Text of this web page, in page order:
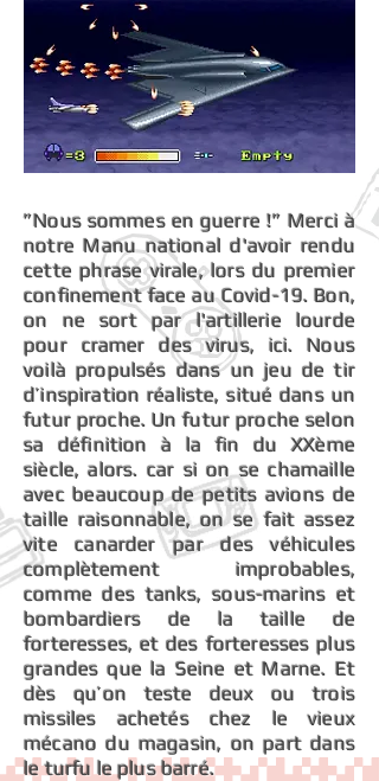
”Nous sommes en guerre !” Merci à
notre Manu national d'avoir rendu
cette phrase virale, lors du premier
confinement face au Covid-19. Bon,
on ne sort par l'artillerie lourde
pour cramer des virus, ici. Nous
voilà propulsés dans un jeu de tir
d’inspiration réaliste, situé dans un
futur proche. Un futur proche selon
sa définition à la fin du XXème
siècle, alors. car si on se chamaille
avec beaucoup de petits avions de
taille raisonnable, on se fait assez
vite canarder par des véhicules
complètement improbables,
comme des tanks, sous-marins et
bombardiers de la taille de
forteresses, et des forteresses plus
grandes que la Seine et Marne. Et
dès qu’on teste deux ou trois
missiles achetés chez le vieux
mécano du magasin, on part dans
le turfu le plus barré.